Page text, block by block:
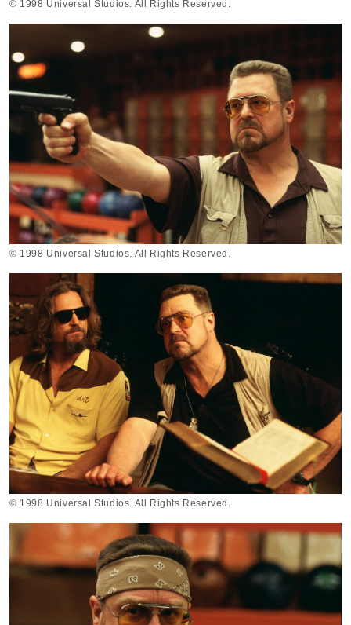
© 1998 Universal Studios. All Rights Reserved.
© 1998 Universal Studios. All Rights Reserved.
© 1998 Universal Studios. All Rights Reserved.